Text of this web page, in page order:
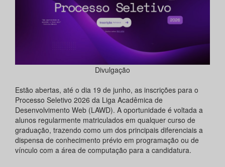
Divulgação
Estão abertas, até o dia 19 de junho, as inscrições para o
Processo Seletivo 2026 da Liga Acadêmica de
Desenvolvimento Web (LAWD). A oportunidade é voltada a
alunos regularmente matriculados em qualquer curso de
graduação, trazendo como um dos principais diferenciais a
dispensa de conhecimento prévio em programação ou de
vínculo com a área de computação para a candidatura.